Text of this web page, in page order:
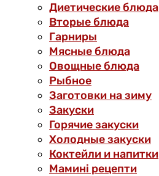
Диетические блюда
Вторые блюда
Гарниры
Мясные блюда
Овощные блюда
Рыбное
Заготовки на зиму
Закуски
Горячие закуски
Холодные закуски
Коктейли и напитки
Мамині рецепти